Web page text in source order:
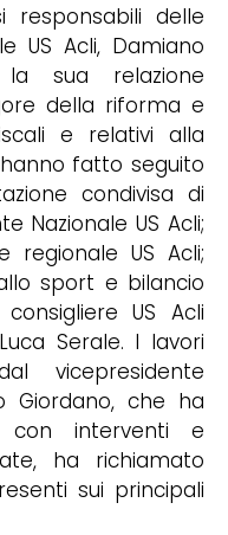
responsabili delle
US Acli, Damiano
sua relazione
della riforma e
e relativi alla
fatto seguito
condivisa di
Nazionale US Acli;
regionale US Acli;
sport e bilancio
US Acli
Serale. I lavori
vicepresidente
Giordano, che ha
interventi e
ha richiamato
sui principali